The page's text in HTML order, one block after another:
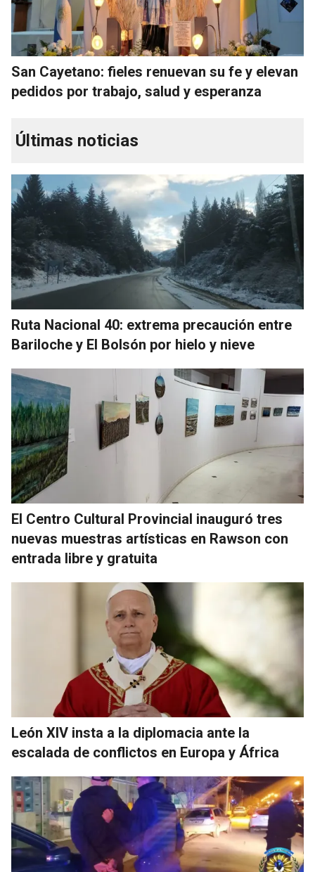
San Cayetano: fieles renuevan su fe y elevan
pedidos por trabajo, salud y esperanza
Últimas noticias
Ruta Nacional 40: extrema precaución entre
Bariloche y El Bolsón por hielo y nieve
El Centro Cultural Provincial inauguró tres
nuevas muestras artísticas en Rawson con
entrada libre y gratuita
León XIV insta a la diplomacia ante la
escalada de conflictos en Europa y África